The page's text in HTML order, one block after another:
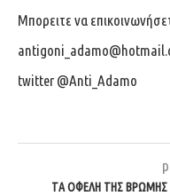
Μπορειτε να
twitter @Anti_Adamo
ΤΑ ΟΦΈΛΗ ΤΗΣ ΒΡΏΜΗΣ